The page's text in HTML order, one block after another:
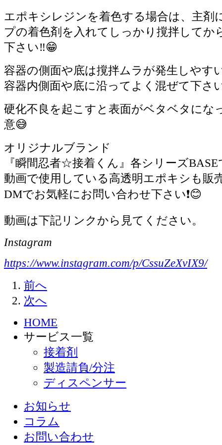
エポキシレジンを着色する場合は、主剤
プの着色剤を入れてしっかり撹拌してか
下さい‼️😁
容器の側面や底は撹拌ムラが発生しやす
容器内側面や底に沿ってよく混ぜて下さ
硬化不良を起こすと表面がベタベタにな
意😅
オリジナルブランド
『瞬間忍者☆接着くん』各シリーズBASE
動画で使用している高透明エポキシも販
DMでお気軽にお問い合わせ下さい❗️😊
動画は下記リンクから見てください。
Instagram
https://www.instagram.com/p/CssuZeXvIX9/
前へ
次へ
HOME
サービス一覧
接着剤
製造請負/分注
ディスペンサー
お知らせ
コラム
お問い合わせ